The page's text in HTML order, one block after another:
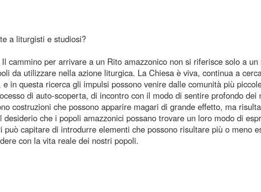
a liturgisti e studiosi?
cammino per arrivare a un Rito amazzonico non si riferisce solo a
da utilizzare nella azione liturgica. La Chiesa è viva, continua a
in questa ricerca gli impulsi possono venire dalle comunità più
di auto-scoperta, di incontro con il modo di sentire profondo dei
costruzioni che possono apparire magari di grande effetto, ma
che i popoli amazzonici possano trovare un loro modo di
può capitare di introdurre elementi che possono risultare più o meno
con la vita reale dei nostri popoli.